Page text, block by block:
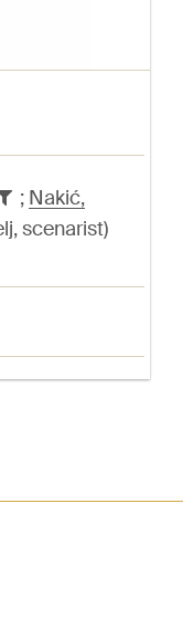
; Nakić,
scenarist)